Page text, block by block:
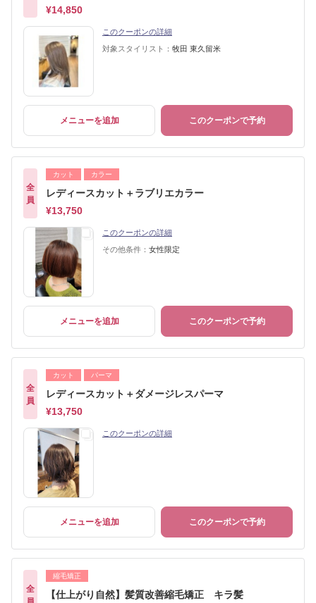
¥14,850
このクーポンの詳細
対象スタイリスト： 牧田 東久留米
メニューを追加 このクーポンで予約
全
員
カット カラー
レディースカット＋ラブリエカラー
¥13,750
このクーポンの詳細
その他条件： 女性限定
メニューを追加 このクーポンで予約
全
員
カット パーマ
レディースカット＋ダメージレスパーマ
¥13,750
このクーポンの詳細
メニューを追加 このクーポンで予約
全
縮毛矯正
【仕上がり自然】髪質改善縮毛矯正 キラ髪